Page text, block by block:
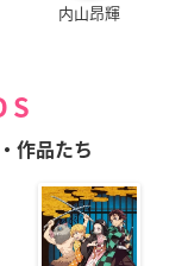
内山昂輝
作品たち